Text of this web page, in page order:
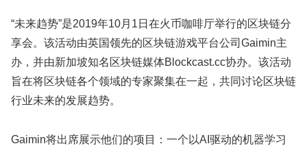
“未来趋势”是2019年10月1日在火币咖啡厅举行的区块链分
享会。该活动由英国领先的区块链游戏平台公司Gaimin主
办，并由新加坡知名区块链媒体Blockcast.cc协办。该活动
旨在将区块链各个领域的专家聚集在一起，共同讨论区块链
行业未来的发展趋势。
Gaimin将出席展示他们的项目：一个以AI驱动的机器学习